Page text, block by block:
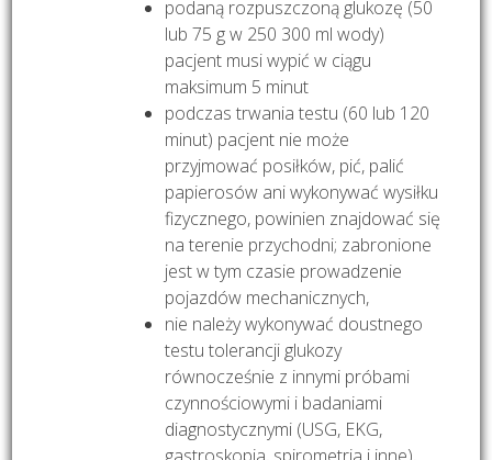
podaną rozpuszczoną glukozę (50
lub 75 g w 250 300 ml wody)
pacjent musi wypić w ciągu
maksimum 5 minut
podczas trwania testu (60 lub 120
minut) pacjent nie może
przyjmować posiłków, pić, palić
papierosów ani wykonywać wysiłku
fizycznego, powinien znajdować się
na terenie przychodni; zabronione
jest w tym czasie prowadzenie
pojazdów mechanicznych,
nie należy wykonywać doustnego
testu tolerancji glukozy
równocześnie z innymi próbami
czynnościowymi i badaniami
diagnostycznymi (USG, EKG,